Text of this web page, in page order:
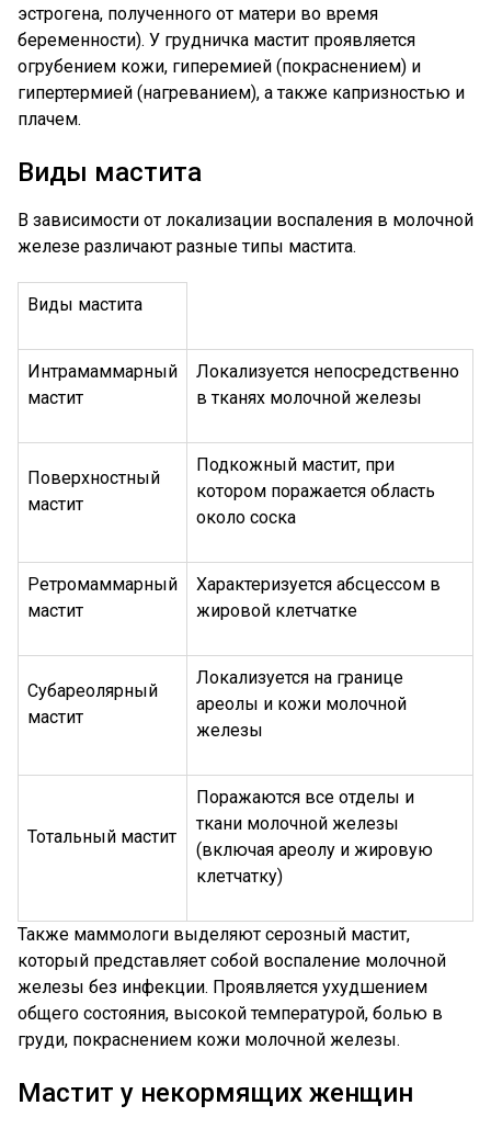
эстрогена, полученного от матери во время
беременности). У грудничка мастит проявляется
огрубением кожи, гиперемией (покраснением) и
гипертермией (нагреванием), а также капризностью и
плачем.
Виды мастита
В зависимости от локализации воспаления в молочной
железе различают разные типы мастита.
Виды мастита
Интрамаммарный
мастит
Локализуется непосредственно
в тканях молочной железы
Поверхностный
мастит
Подкожный мастит, при
котором поражается область
около соска
Ретромаммарный
мастит
Характеризуется абсцессом в
жировой клетчатке
Субареолярный
мастит
Локализуется на границе
ареолы и кожи молочной
железы
Тотальный мастит
Поражаются все отделы и
ткани молочной железы
(включая ареолу и жировую
клетчатку)
Также маммологи выделяют серозный мастит,
который представляет собой воспаление молочной
железы без инфекции. Проявляется ухудшением
общего состояния, высокой температурой, болью в
груди, покраснением кожи молочной железы.
Мастит у некормящих женщин